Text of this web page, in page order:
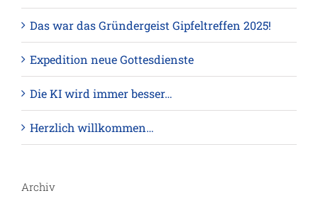
Das war das Gründergeist Gipfeltreffen 2025!
Expedition neue Gottesdienste
Die KI wird immer besser…
Herzlich willkommen…
Archiv